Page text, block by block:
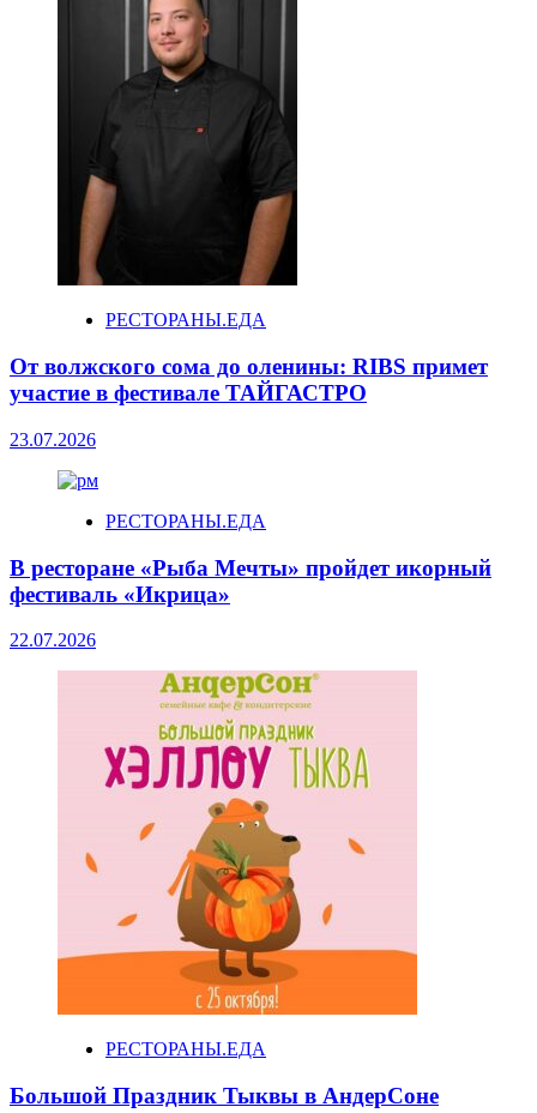
РЕСТОРАНЫ.ЕДА
От волжского сома до оленины: RIBS примет
участие в фестивале ТАЙГАСТРО
23.07.2026
РЕСТОРАНЫ.ЕДА
В ресторане «Рыба Мечты» пройдет икорный
фестиваль «Икрица»
22.07.2026
РЕСТОРАНЫ.ЕДА
Большой Праздник Тыквы в АндерСоне